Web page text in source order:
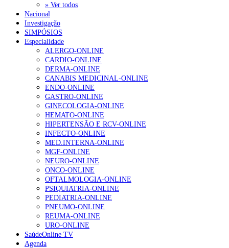
» Ver todos
Nacional
Investigação
SIMPÓSIOS
Especialidade
ALERGO-ONLINE
CARDIO-ONLINE
DERMA-ONLINE
CANABIS MEDICINAL-ONLINE
ENDO-ONLINE
GASTRO-ONLINE
GINECOLOGIA-ONLINE
HEMATO-ONLINE
HIPERTENSÃO E RCV-ONLINE
INFECTO-ONLINE
MED.INTERNA-ONLINE
MGF-ONLINE
NEURO-ONLINE
ONCO-ONLINE
OFTALMOLOGIA-ONLINE
PSIQUIATRIA-ONLINE
PEDIATRIA-ONLINE
PNEUMO-ONLINE
REUMA-ONLINE
URO-ONLINE
SaúdeOnline TV
Agenda